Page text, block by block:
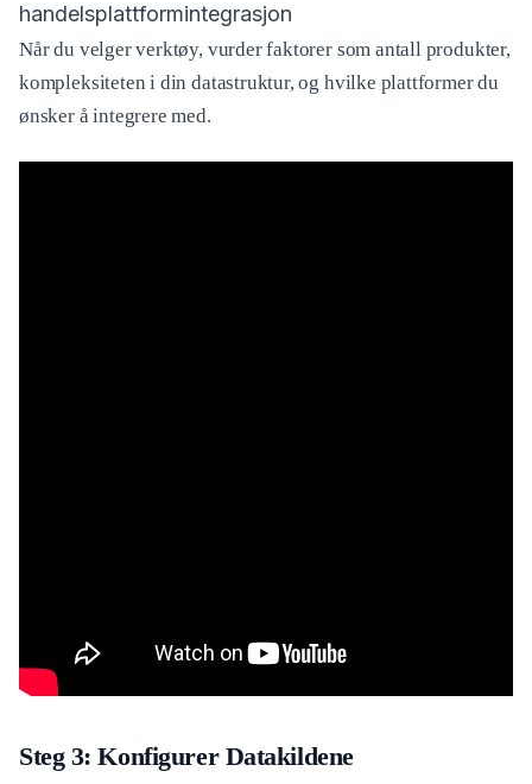
handelsplattformintegrasjon
Når du velger verktøy, vurder faktorer som antall produkter,
kompleksiteten i din datastruktur, og hvilke plattformer du
ønsker å integrere med.
Steg 3: Konfigurer Datakildene